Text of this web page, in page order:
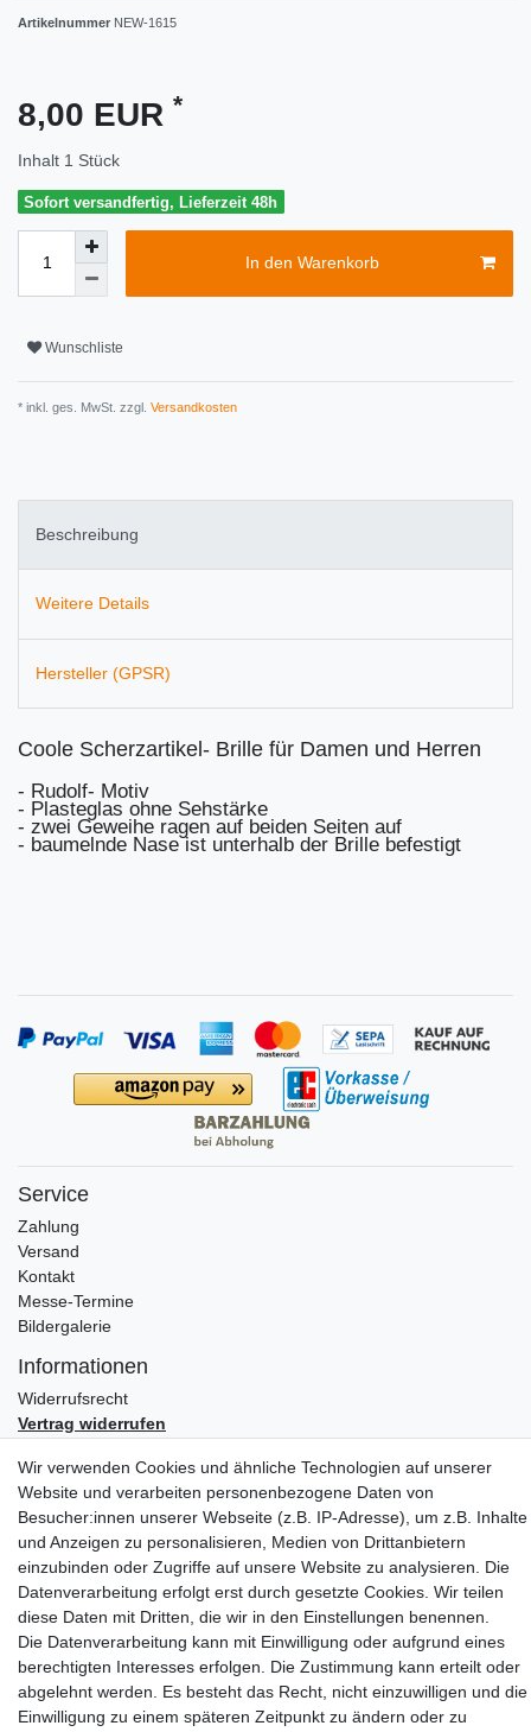
Artikelnummer NEW-1615
8,00 EUR *
Inhalt 1 Stück
Sofort versandfertig, Lieferzeit 48h
In den Warenkorb
Wunschliste
* inkl. ges. MwSt. zzgl. Versandkosten
Beschreibung
Weitere Details
Hersteller (GPSR)
Coole Scherzartikel- Brille für Damen und Herren
- Rudolf- Motiv
- Plasteglas ohne Sehstärke
- zwei Geweihe ragen auf beiden Seiten auf
- baumelnde Nase ist unterhalb der Brille befestigt
Service
Zahlung
Versand
Kontakt
Messe-Termine
Bildergalerie
Informationen
Widerrufs­recht
Vertrag widerrufen
Daten­schutz­erklärung
AGB
Partners
Wir verwenden Cookies und ähnliche Technologien auf unserer
Website und verarbeiten personenbezogene Daten von
Besucher:innen unserer Webseite (z.B. IP-Adresse), um z.B. Inhalte
und Anzeigen zu personalisieren, Medien von Drittanbietern
einzubinden oder Zugriffe auf unsere Website zu analysieren. Die
Datenverarbeitung erfolgt erst durch gesetzte Cookies. Wir teilen
diese Daten mit Dritten, die wir in den Einstellungen benennen.
Die Datenverarbeitung kann mit Einwilligung oder aufgrund eines
berechtigten Interesses erfolgen. Die Zustimmung kann erteilt oder
abgelehnt werden. Es besteht das Recht, nicht einzuwilligen und die
Einwilligung zu einem späteren Zeitpunkt zu ändern oder zu